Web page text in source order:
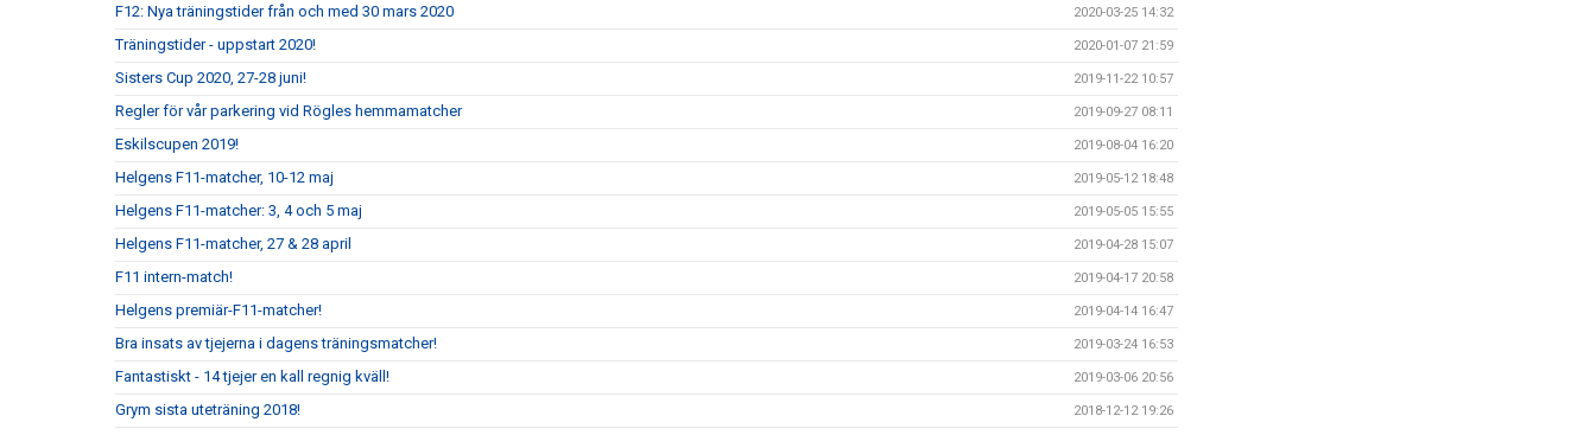
F12: Nya träningstider från och med 30 mars 2020 2020-03-25 14:32
Träningstider - uppstart 2020! 2020-01-07 21:59
Sisters Cup 2020, 27-28 juni! 2019-11-22 10:57
Regler för vår parkering vid Rögles hemmamatcher 2019-09-27 08:11
Eskilscupen 2019! 2019-08-04 16:20
Helgens F11-matcher, 10-12 maj 2019-05-12 18:48
Helgens F11-matcher: 3, 4 och 5 maj 2019-05-05 15:55
Helgens F11-matcher, 27 & 28 april 2019-04-28 15:07
F11 intern-match! 2019-04-17 20:58
Helgens premiär-F11-matcher! 2019-04-14 16:47
Bra insats av tjejerna i dagens träningsmatcher! 2019-03-24 16:53
Fantastiskt - 14 tjejer en kall regnig kväll! 2019-03-06 20:56
Grym sista uteträning 2018! 2018-12-12 19:26